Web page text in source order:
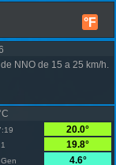
°F
NNO de 15 a 25 km/h.
20.0°
1
19.8°
4.6°